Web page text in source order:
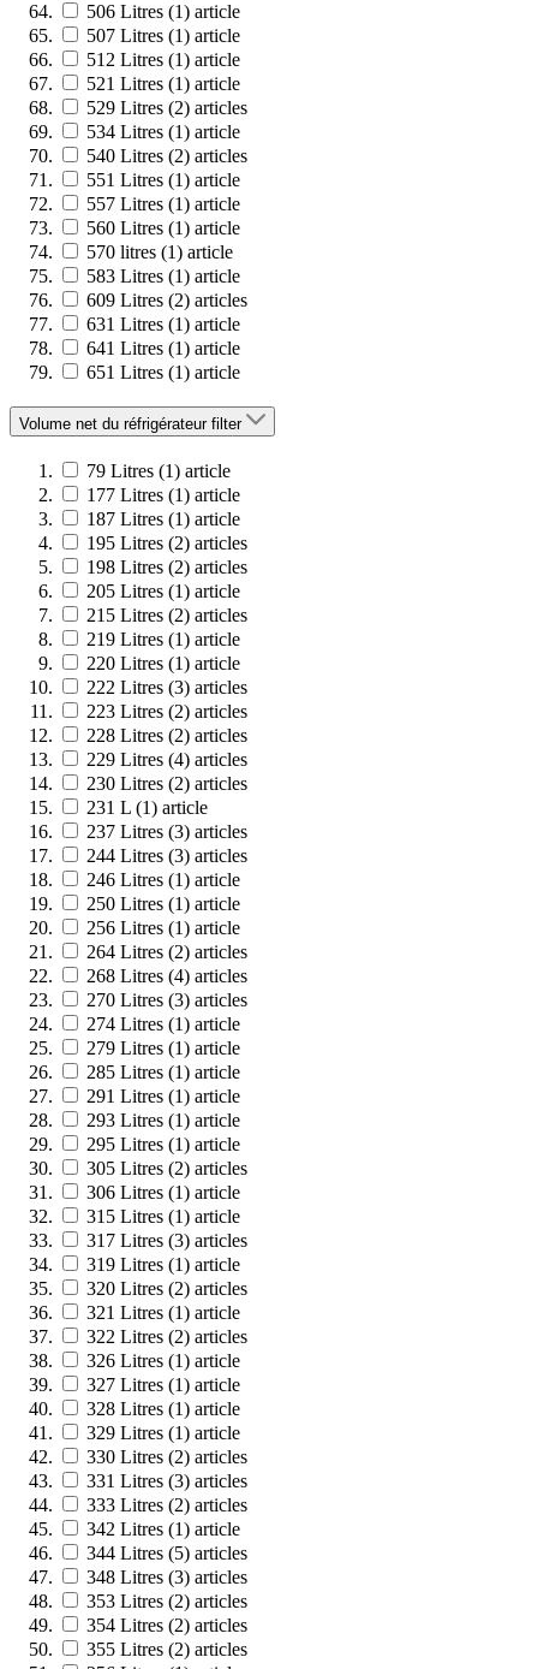
506 Litres (1) article
507 Litres (1) article
512 Litres (1) article
521 Litres (1) article
529 Litres (2) articles
534 Litres (1) article
540 Litres (2) articles
551 Litres (1) article
557 Litres (1) article
560 Litres (1) article
570 litres (1) article
583 Litres (1) article
609 Litres (2) articles
631 Litres (1) article
641 Litres (1) article
651 Litres (1) article
Volume net du réfrigérateur filter
79 Litres (1) article
177 Litres (1) article
187 Litres (1) article
195 Litres (2) articles
198 Litres (2) articles
205 Litres (1) article
215 Litres (2) articles
219 Litres (1) article
220 Litres (1) article
222 Litres (3) articles
223 Litres (2) articles
228 Litres (2) articles
229 Litres (4) articles
230 Litres (2) articles
231 L (1) article
237 Litres (3) articles
244 Litres (3) articles
246 Litres (1) article
250 Litres (1) article
256 Litres (1) article
264 Litres (2) articles
268 Litres (4) articles
270 Litres (3) articles
274 Litres (1) article
279 Litres (1) article
285 Litres (1) article
291 Litres (1) article
293 Litres (1) article
295 Litres (1) article
305 Litres (2) articles
306 Litres (1) article
315 Litres (1) article
317 Litres (3) articles
319 Litres (1) article
320 Litres (2) articles
321 Litres (1) article
322 Litres (2) articles
326 Litres (1) article
327 Litres (1) article
328‎ Litres (1) article
329 Litres (1) article
330 Litres (2) articles
331 Litres (3) articles
333 Litres (2) articles
342 Litres (1) article
344 Litres (5) articles
348 Litres (3) articles
353 Litres (2) articles
354 Litres (2) articles
355 Litres (2) articles